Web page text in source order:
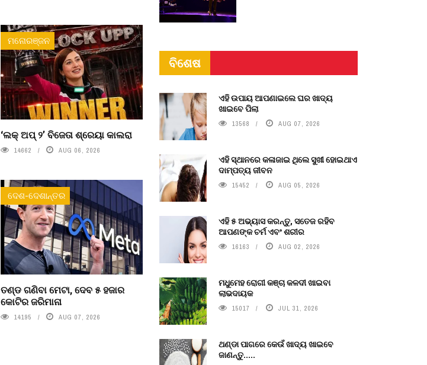
ମନୋରଞ୍ଜନ
‘ଲକ୍ ଅପ୍ ୨’ ବିଜେତା ଶ୍ରେୟା କାଲରା
14662 AUG 06, 2026
ଦେଶ-ଦେଶାନ୍ତର
ତଣ୍ଡ ଗଣିବା ମେଟା, ଦେବ ୫ ହଜାର
କୋଟିର ଜରିମାନା
14195 AUG 07, 2026
ବିଶେଷ
ଏହି ଉପାୟ ଆପଣାଇଲେ ଘର ଖାଦ୍ୟ
ଖାଇବେ ପିଲା
13568 AUG 07, 2026
ଏହି ସ୍ଥାନରେ କଳାଜାଇ ଥିଲେ ସୁଖୀ ହୋଇଥାଏ
ଦାମ୍ପତ୍ୟ ଜୀବନ
15452 AUG 05, 2026
ଏହି ୫ ଅଭ୍ୟାସ କରନ୍ତୁ, ସତେଜ ରହିବ
ଆପଣଙ୍କ ଚର୍ମ ଏବଂ ଶରୀର
16163 AUG 02, 2026
ମଧୁମେହ ରୋଗୀ କଞ୍ଚା କଳଦୀ ଖାଇବା
ଲାଭଦାୟକ
15017 JUL 31, 2026
ଥଣ୍ଡା ପାଗରେ କେଉଁ ଖାଦ୍ୟ ଖାଇବେ
ଜାଣନ୍ତୁ.....